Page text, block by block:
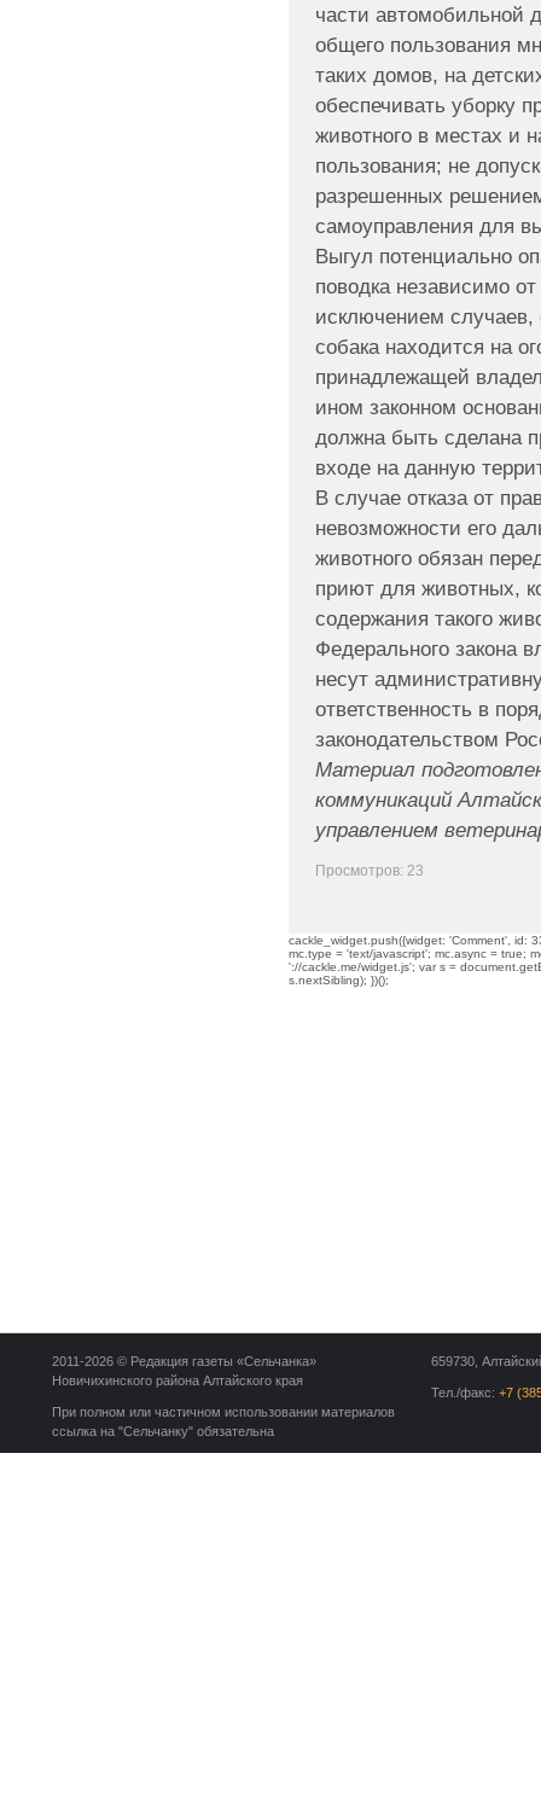
части автомобильной
общего пользования
таких домов, на
обеспечивать уборку
животного в местах и
пользования; не
разрешенных
самоуправления для
Выгул потенциально
поводка независимо
исключением случаев,
собака находится на
принадлежащей
ином законном
должна быть сделана
входе на данную
В случае отказа от
невозможности его
животного обязан
приют для животных,
содержания такого
Федерального закона
несут
ответственность в
законодательством
Материал
коммуникаций
управлением
Просмотров: 23
cackle_widget.push({widget: 'Comment', id:
mc.type = 'text/javascript'; mc.async = true;
'://cackle.me/widget.js'; var s =
s.nextSibling); })();
659730,
Тел./факс: +7
2011-2026 © Редакция газеты «Сельчанка»
Новичихинского района Алтайского края
При полном или частичном использовании материалов
ссылка на "Сельчанку" обязательна